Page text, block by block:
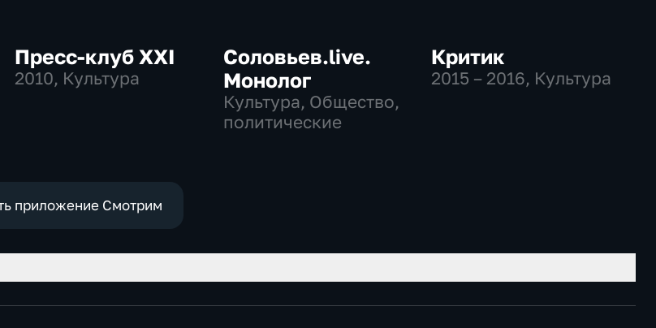
Пресс-клуб ХХI
2010, Культура
Соловьев.live.
Монолог
Культура, Общество,
политические
Критик
2015 – 2016, Культура
приложение Смотрим